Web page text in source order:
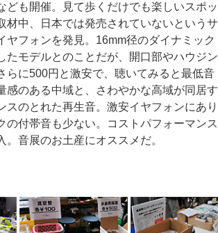
ども開催。見て歩くだけでも楽しいスポッ
材中、日本では発売されていないというサ
ヤフォンを発見。16mm径のダイナミック
たモデルとのことだが、開口部やハウジン
らに500円と激安で、聴いてみると最低音
感のある中域と、さわやかな高域が同居す
スのとれた再生音。激安イヤフォンにあり
の付帯音も少ない。コストパフォーマンス
。音展のお土産にオススメだ。